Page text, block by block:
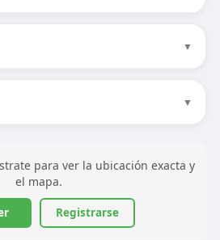
▼
▼
para ver la ubicación exacta y
el mapa.
Registrarse